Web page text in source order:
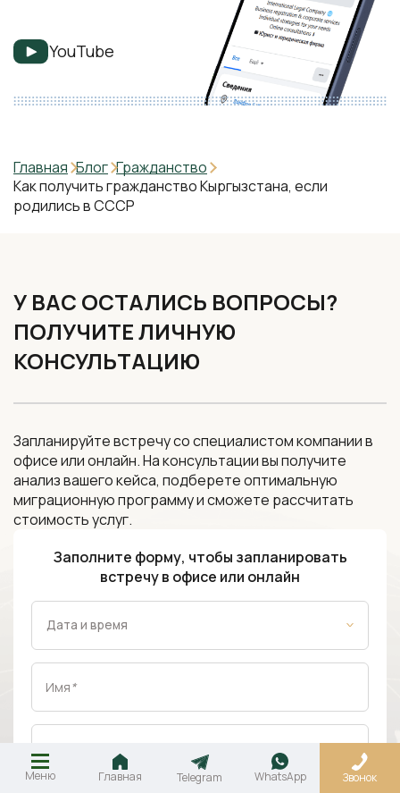
YouTube
Главная Блог Гражданство
Как получить гражданство Кыргызстана, если
родились в СССР
У ВАС ОСТАЛИСЬ ВОПРОСЫ?
ПОЛУЧИТЕ ЛИЧНУЮ
КОНСУЛЬТАЦИЮ
Запланируйте встречу со специалистом компании в
офисе или онлайн. На консультации вы получите
анализ вашего кейса, подберете оптимальную
миграционную программу и сможете рассчитать
стоимость услуг.
Заполните форму, чтобы запланировать
встречу в офисе или онлайн
Имя*
Меню Главная Telegram WhatsApp Звонок